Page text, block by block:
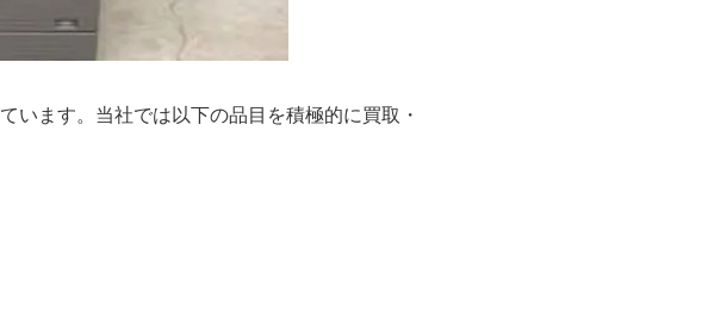
います。当社では以下の品目を積極的に買取・